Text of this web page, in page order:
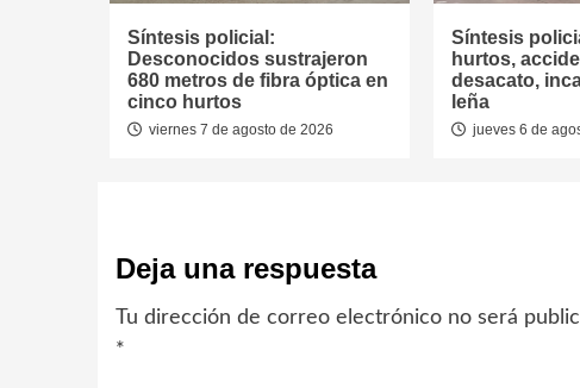
Síntesis policial:
Desconocidos sustrajeron
680 metros de fibra óptica en
cinco hurtos
viernes 7 de agosto de 2026
Síntesis
hurtos,
desacato,
leña
jueves 6 de
Deja una respuesta
Tu dirección de correo electrónico no será
*